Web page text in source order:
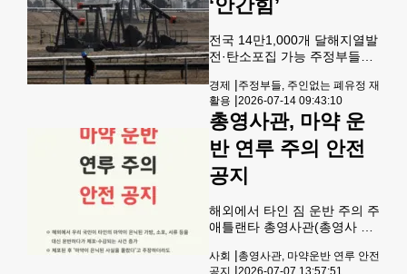
것이 필수적이다. 학교 관계자
에게 안전 정책을 확인하고 비
상 대응 지침을 숙지하는 일은
대학 선택 시 결코 빠뜨려서는
안 될 중요한 점검 항목이다. ■
대학 캠퍼스 안전 수칙▲ 밤에
혼자 다니지 않기수업을 마치
고 돌아가는
‘안간힘’
전국 14만1,000개 달해지열발
전·탄소포집 가능 주정부들이
재활용에 나섰다. [로이터] 점
점 더 많은 주정부들이 폐쇄된
유정과 가스 시추공을 청정에
너지 용도로 더 쉽게 전환할 수
있도록 법을 제정하고 있다고
파이낸셜타임스(FT)가 12일
전했다.텍사스와 뉴멕시코는
지난해, 앨라배마는 올해 이런
내용을 담은 법안을 통과시켰
다. 펜실베이니아는 비슷한 법
안의 통과를 기다리고 있고, 오
클라호마는 내년 법안 통과를
경제 |주정부들, 주인없는 폐유정 재
활용 |2026-07-14 09:43:10
총영사관, 마약 운
반 연루 주의 안전
공지
해외에서 타인 짐 운반 주의 주
애틀랜타 총영사관(총영사 이
타인(외국인 또는 내국인)의
사회 |총영사관, 마약운반 연루 안전
공지 |2026-07-07 13:57:51